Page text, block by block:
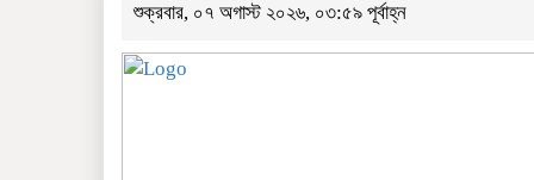
শুক্রবার, ০৭ অগাস্ট ২০২৬, ০৩:৫৯ পূর্বাহ্ন